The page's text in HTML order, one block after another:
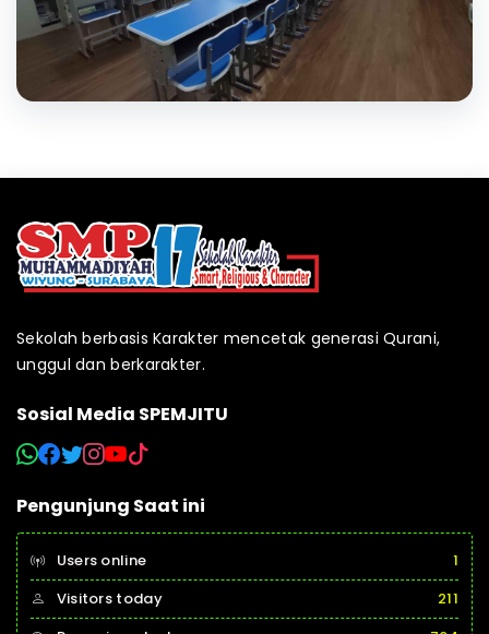
Sekolah berbasis Karakter mencetak generasi Qurani,
unggul dan berkarakter.
Sosial Media SPEMJITU
Pengunjung Saat ini
Users online
1
Visitors today
211